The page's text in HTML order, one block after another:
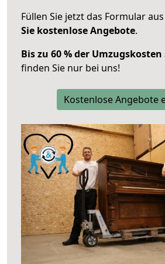
Füllen Sie jetzt das Formular
Sie kostenlose Angebote.
Bis zu 60 % der
finden Sie nur bei uns!
Kostenlose Angebote